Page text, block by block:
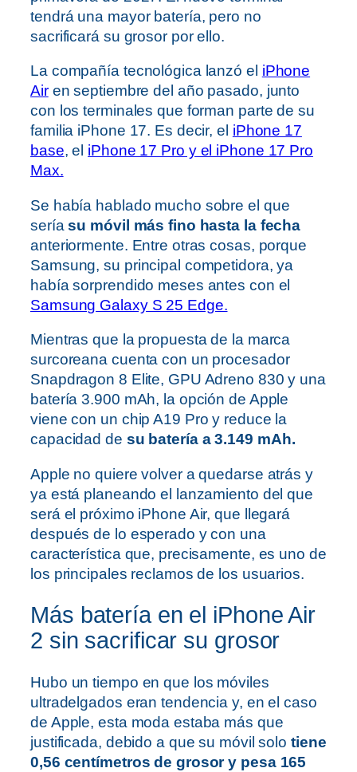
tendrá una mayor batería, pero no
sacrificará su grosor por ello.
La compañía tecnológica lanzó el iPhone
Airen septiembre del año pasado, junto
con los terminales que forman parte de su
familia iPhone 17. Es decir, el iPhone 17
base, el iPhone 17 Pro y el iPhone 17 Pro
Max.
Se había hablado mucho sobre el que
sería su móvil más fino hasta la fecha
anteriormente. Entre otras cosas, porque
Samsung, su principal competidora, ya
había sorprendido meses antes con el
Samsung Galaxy S 25 Edge.
Mientras que la propuesta de la marca
surcoreana cuenta con un procesador
Snapdragon 8 Elite, GPU Adreno 830 y una
batería 3.900 mAh, la opción de Apple
viene con un chip A19 Pro y reduce la
capacidad de su batería a 3.149 mAh.
Apple no quiere volver a quedarse atrás y
ya está planeando el lanzamiento del que
será el próximo iPhone Air, que llegará
después de lo esperado y con una
característica que, precisamente, es uno de
los principales reclamos de los usuarios.
Más batería en el iPhone Air
2 sin sacrificar su grosor
Hubo un tiempo en que los móviles
ultradelgados eran tendencia y, en el caso
de Apple, esta moda estaba más que
justificada, debido a que su móvil solo tiene
0,56 centímetros de grosor y pesa 165